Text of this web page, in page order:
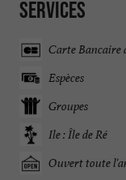
Services
Carte Bancaire
Espèces
Groupes
Ile : Île de Ré
Ouvert toute